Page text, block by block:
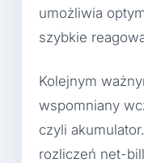
umożliwia
szybkie
Kolejnym
wspomniany
czyli
rozliczeń net-